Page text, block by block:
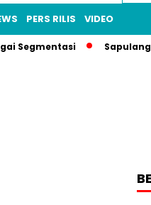
PERS RILIS VIDEO
Segmentasi